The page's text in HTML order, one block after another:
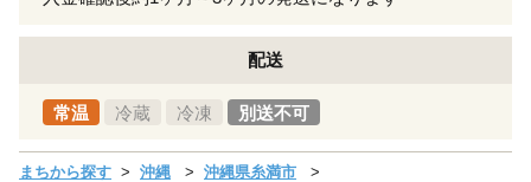
配送
常温 冷蔵 冷凍 別送不可
まちから探す 沖縄
沖縄県糸満市